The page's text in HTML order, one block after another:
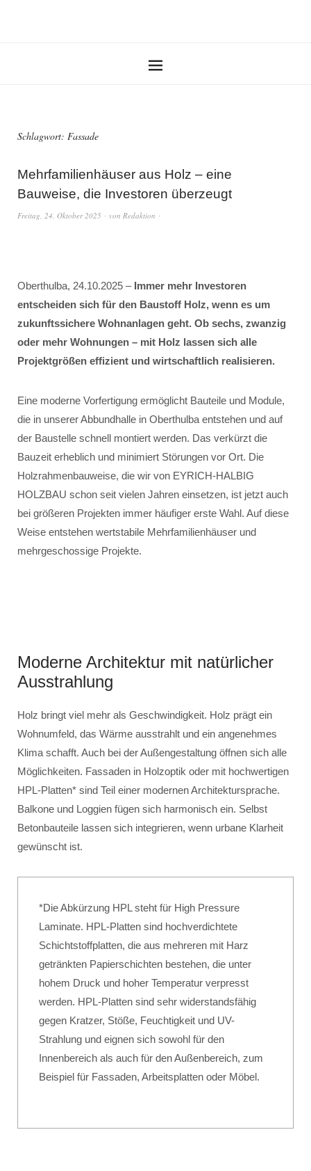
Schlagwort: Fassade
Mehrfamilienhäuser aus Holz – eine
Bauweise, die Investoren überzeugt
Freitag, 24. Oktober 2025 von Redaktion
Oberthulba, 24.10.2025 – Immer mehr Investoren
entscheiden sich für den Baustoff Holz, wenn es um
zukunftssichere Wohnanlagen geht. Ob sechs, zwanzig
oder mehr Wohnungen – mit Holz lassen sich alle
Projektgrößen effizient und wirtschaftlich realisieren.
Eine moderne Vorfertigung ermöglicht Bauteile und Module,
die in unserer Abbundhalle in Oberthulba entstehen und auf
der Baustelle schnell montiert werden. Das verkürzt die
Bauzeit erheblich und minimiert Störungen vor Ort. Die
Holzrahmenbauweise, die wir von EYRICH-HALBIG
HOLZBAU schon seit vielen Jahren einsetzen, ist jetzt auch
bei größeren Projekten immer häufiger erste Wahl. Auf diese
Weise entstehen wertstabile Mehrfamilienhäuser und
mehrgeschossige Projekte.
Moderne Architektur mit natürlicher
Ausstrahlung
Holz bringt viel mehr als Geschwindigkeit. Holz prägt ein
Wohnumfeld, das Wärme ausstrahlt und ein angenehmes
Klima schafft. Auch bei der Außengestaltung öffnen sich alle
Möglichkeiten. Fassaden in Holzoptik oder mit hochwertigen
HPL-Platten* sind Teil einer modernen Architektursprache.
Balkone und Loggien fügen sich harmonisch ein. Selbst
Betonbauteile lassen sich integrieren, wenn urbane Klarheit
gewünscht ist.
*Die Abkürzung HPL steht für High Pressure
Laminate. HPL-Platten sind hochverdichtete
Schichtstoffplatten, die aus mehreren mit Harz
getränkten Papierschichten bestehen, die unter
hohem Druck und hoher Temperatur verpresst
werden. HPL-Platten sind sehr widerstandsfähig
gegen Kratzer, Stöße, Feuchtigkeit und UV-
Strahlung und eignen sich sowohl für den
Innenbereich als auch für den Außenbereich, zum
Beispiel für Fassaden, Arbeitsplatten oder Möbel.